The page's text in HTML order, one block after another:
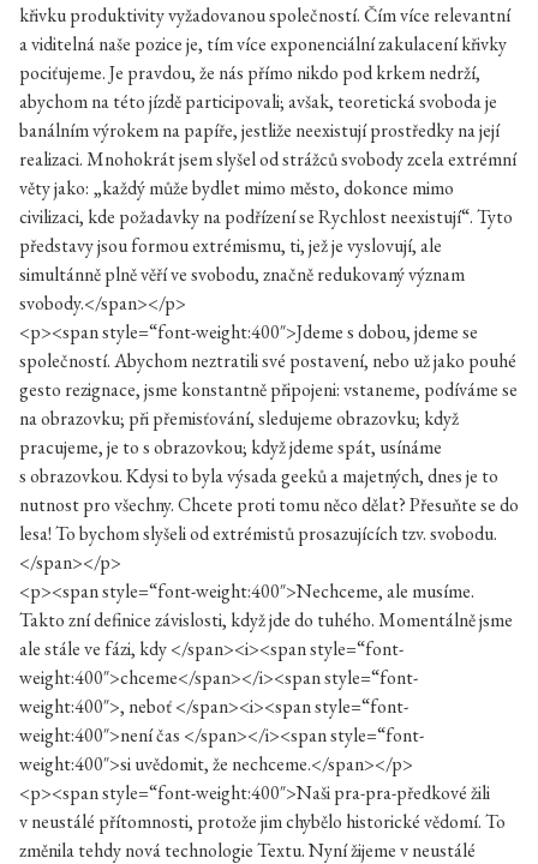
křivku produktivity vyžadovanou společností. Čím více relevantní
a viditelná naše pozice je, tím více exponenciální zakulacení křivky
pociťujeme. Je pravdou, že nás přímo nikdo pod krkem nedrží,
abychom na této jízdě participovali; avšak, teoretická svoboda je
banálním výrokem na papíře, jestliže neexistují prostředky na její
realizaci. Mnohokrát jsem slyšel od strážců svobody zcela extrémní
věty jako: „každý může bydlet mimo město, dokonce mimo
civilizaci, kde požadavky na podřízení se Rychlost neexistují“. Tyto
představy jsou formou extrémismu, ti, jež je vyslovují, ale
simultánně plně věří ve svobodu, značně redukovaný význam
svobody.</span></p>
<p><span style=“font-weight:400″>Jdeme s dobou, jdeme se
společností. Abychom neztratili své postavení, nebo už jako pouhé
gesto rezignace, jsme konstantně připojeni: vstaneme, podíváme se
na obrazovku; při přemisťování, sledujeme obrazovku; když
pracujeme, je to s obrazovkou; když jdeme spát, usínáme
s obrazovkou. Kdysi to byla výsada geeků a majetných, dnes je to
nutnost pro všechny. Chcete proti tomu něco dělat? Přesuňte se do
lesa! To bychom slyšeli od extrémistů prosazujících tzv. svobodu.
</span></p>
<p><span style=“font-weight:400″>Nechceme, ale musíme.
Takto zní definice závislosti, když jde do tuhého. Momentálně jsme
ale stále ve fázi, kdy </span><i><span style=“font-
weight:400″>chceme</span></i><span style=“font-
weight:400″>, neboť </span><i><span style=“font-
weight:400″>není čas </span></i><span style=“font-
weight:400″>si uvědomit, že nechceme.</span></p>
<p><span style=“font-weight:400″>Naši pra-pra-předkové žili
v neustálé přítomnosti, protože jim chybělo historické vědomí. To
změnila tehdy nová technologie Textu. Nyní žijeme v neustálé